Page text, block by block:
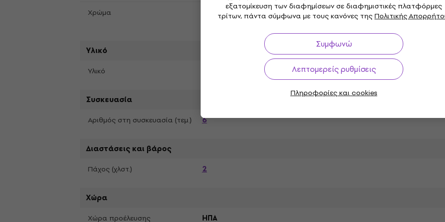
εξατομίκευση των διαφημίσεων σε διαφημιστικές πλατφόρμες
τρίτων, πάντα σύμφωνα με τους κανόνες τηςΠολιτικής
Συμφωνώ
Λεπτομερείς ρυθμίσεις
Πληροφορίες και cookies
Χρώμα Μαύρο χρώμα
Χρώμα σύμφωνα με τον
κατασκευαστή
Υλικό
Υλικό
Συσκευασία
Αριθμός στη συσκευασία (τεμ.) 6
Διαστάσεις και βάρος
Πάχος (χλστ.) 2
Χώρα
Χώρα προέλευσης ΗΠΑ